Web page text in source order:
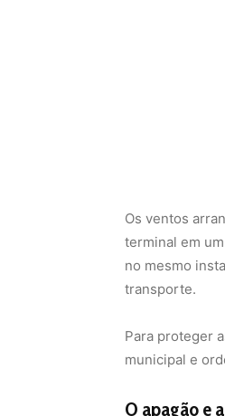
Os ventos
terminal em
no mesmo
transporte.
Para proteger
municipal e
O apagão e